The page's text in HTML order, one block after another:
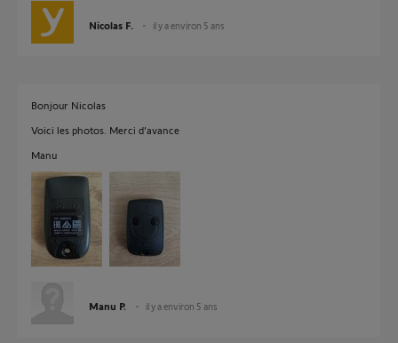
Nicolas F. il y a environ 5 ans
Bonjour Nicolas
Voici les photos. Merci d’avance
Manu
Manu P. il y a environ 5 ans